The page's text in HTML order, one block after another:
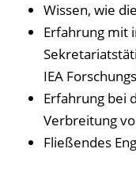
Wissen, wie
Erfahrung mit
IEA
Erfahrung bei
Verbreitung
Fließendes